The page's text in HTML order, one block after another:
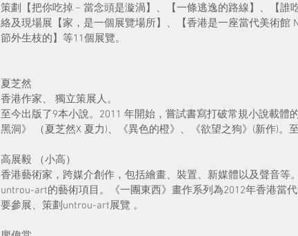
策劃【把你吃掉﹣當念頭是漩渦】、【一條逃逸的路線】、【誰
絡及現場展【家，是一個展覽場所】、【香港是一座當代美術館
節外生枝的】等11個展覽。
夏芝然
香港作家、 獨立策展人。
至今出版了9本小說。2011 年開始，嘗試書寫打破常規小說載體
黑洞》 （夏芝然X 夏力)、《異色的橙》、《欲望之狗》(新作)。
高展毅 （小高）
香港藝術家，跨媒介創作，包括繪畫、裝置、新媒體以及聲音等
untrou-art的藝術項目。《一團東西》畫作系列為2012年香港當
要參展、策劃untrou-art展覽 。